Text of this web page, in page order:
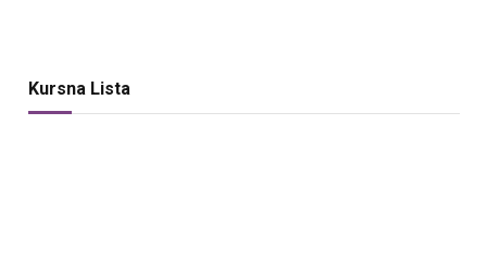
Kursna Lista